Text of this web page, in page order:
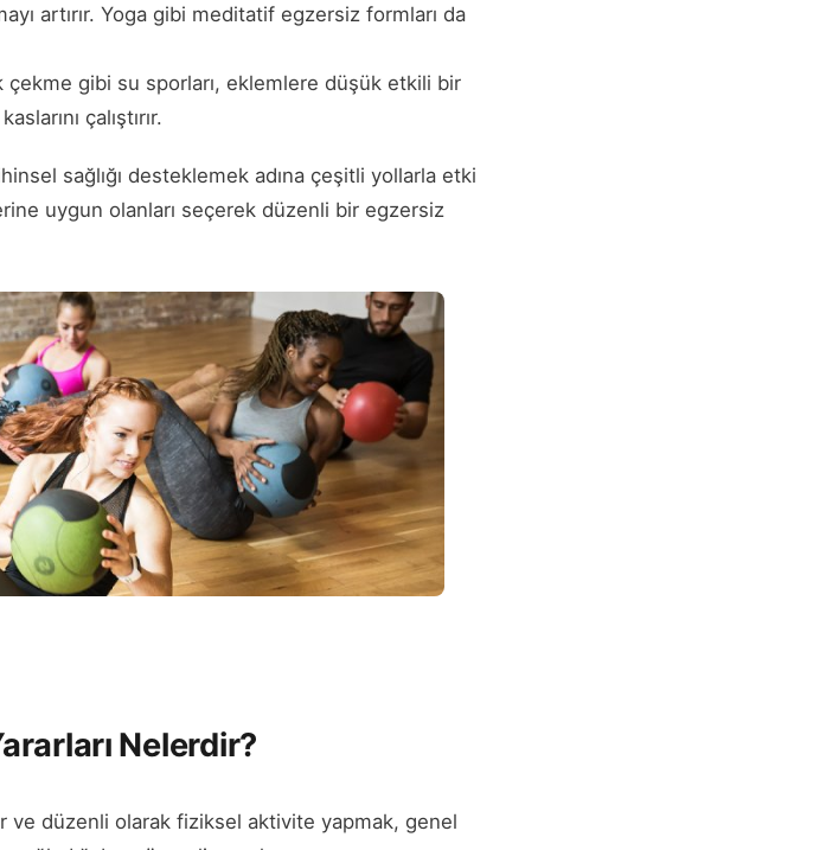
artırır. Yoga gibi meditatif egzersiz formları da
gibi su sporları, eklemlere düşük etkili bir
çalıştırır.
sağlığı desteklemek adına çeşitli yollarla etki
uygun olanları seçerek düzenli bir egzersiz
Nelerdir?
ve düzenli olarak fiziksel aktivite yapmak, genel